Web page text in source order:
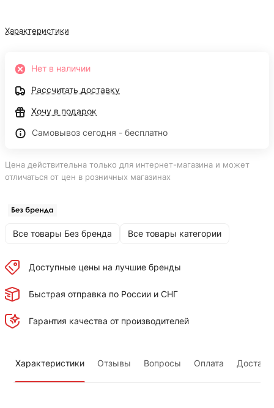
Характеристики
Нет в наличии
Рассчитать доставку
Хочу в подарок
Самовывоз сегодня - бесплатно
Цена действительна только для интернет-магазина и может
отличаться от цен в розничных магазинах
Все товары Без бренда Все товары категории
Доступные цены на лучшие бренды
Быстрая отправка по России и СНГ
Гарантия качества от производителей
Характеристики Отзывы Вопросы Оплата